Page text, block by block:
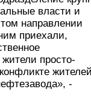
власти и
направлении
приехали,
просто-
-